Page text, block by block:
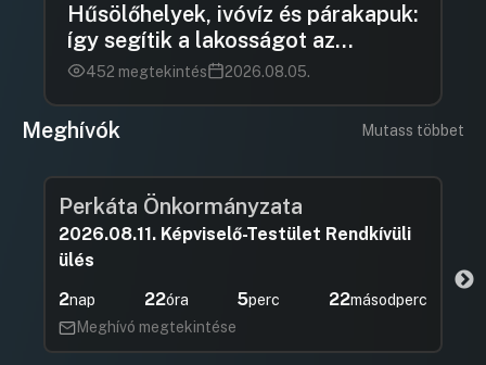
Hűsölőhelyek, ivóvíz és párakapuk:
így segítik a lakosságot az
önkormányzatok a kánikulában
452 megtekintés 2026.08.05.
Meghívók Mutass többet
Perkáta Önkormányzata
2026.08.11. Képviselő-Testület Rendkívüli
ülés
2nap 22óra 5perc 21másodperc
Meghívó megtekintése